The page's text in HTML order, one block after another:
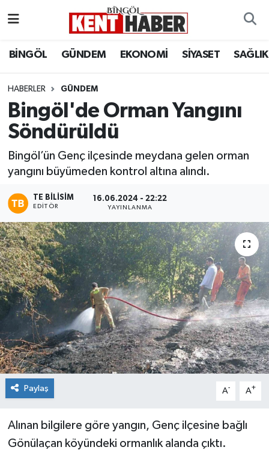
BİNGÖL GÜNDEM EKONOMİ SİYASET SAĞLIK
HABERLER GÜNDEM
Bingöl'de Orman Yangını
Söndürüldü
Bingöl’ün Genç ilçesinde meydana gelen orman
yangını büyümeden kontrol altına alındı.
TE BILISIM
EDITÖR
16.06.2024 - 22:22
YAYINLANMA
Paylaş A- A+
Alınan bilgilere göre yangın, Genç ilçesine bağlı
Gönülaçan köyündeki ormanlık alanda çıktı.
BİLİM-TEKNOLOJİ
DÜNYA
EĞİTİM
EKONOMİ
GENÇ
GÜNDEM
KARLIOVA
KİĞI
MERKEZ
RESMİ İLANLAR
SAĞLIK
SOLHAN
Bingöl Hava Durumu
Bingöl Namaz Vakitleri
Bingöl Trafik Yoğunluk Haritası
Süper Lig Puan Durumu ve Fikstür
Tüm Manşetler
Son Dakika Haberleri
Haber Arşivi